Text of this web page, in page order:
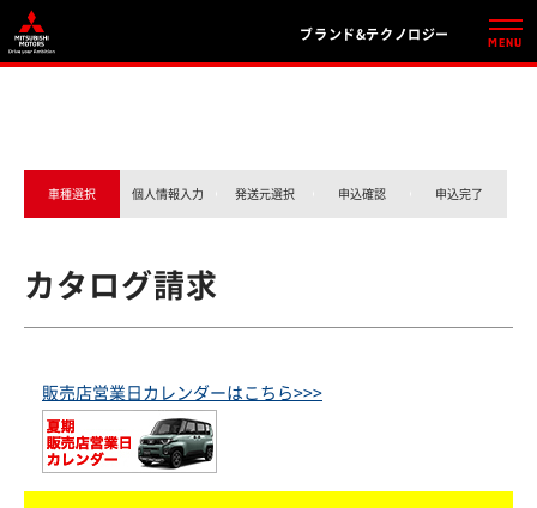
ブランド&テクノロジー
車種選択 個人情報入力 発送元選択 申込確認 申込完了
カタログ請求
販売店営業日カレンダーはこちら>>>